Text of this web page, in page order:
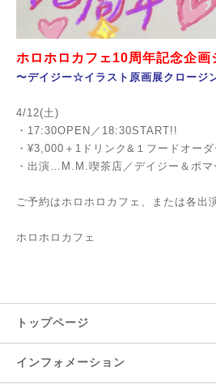
ホロホロカフェ10周年記念企画
〜デイジー☆イラスト原画展クロージ
4/12(土)
・17:30OPEN／18:30START!!
・¥3,000＋1ドリンク&１フードオーダ
・出演…M.M.喫茶店／デイジー＆ポマ
ご予約はホロホロカフェ、または各出
ホロホロカフェ
トップページ
インフォメーション